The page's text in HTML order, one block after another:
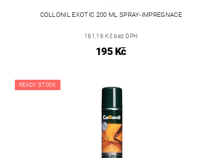
COLLONIL EXOTIC 200 ML SPRAY-IMPREGNACE
161,16 Kč bez DPH
195 Kč
READY STOCK